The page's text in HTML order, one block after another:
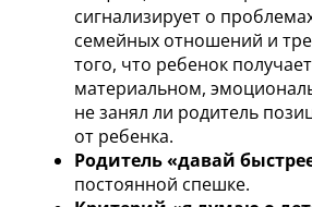
сигнализирует о
семейных отношений и
того, что ребенок
материальном,
не занял ли родитель
от ребенка.
Родитель «давай
постоянной спешке.